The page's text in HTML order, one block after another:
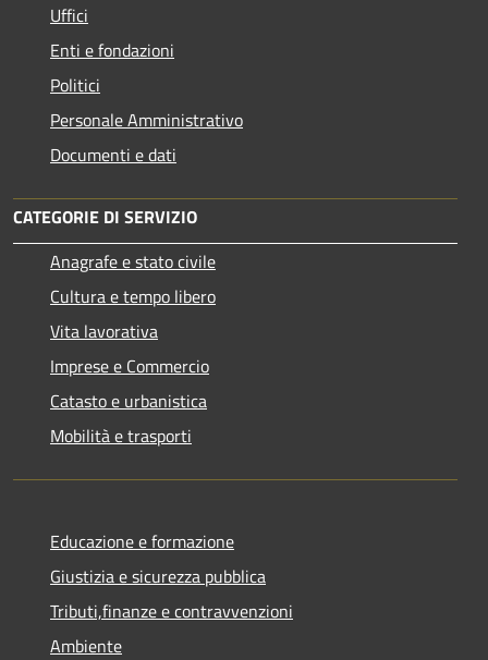
Uffici
Enti e fondazioni
Politici
Personale Amministrativo
Documenti e dati
CATEGORIE DI SERVIZIO
Anagrafe e stato civile
Cultura e tempo libero
Vita lavorativa
Imprese e Commercio
Catasto e urbanistica
Mobilità e trasporti
Educazione e formazione
Giustizia e sicurezza pubblica
Tributi,finanze e contravvenzioni
Ambiente